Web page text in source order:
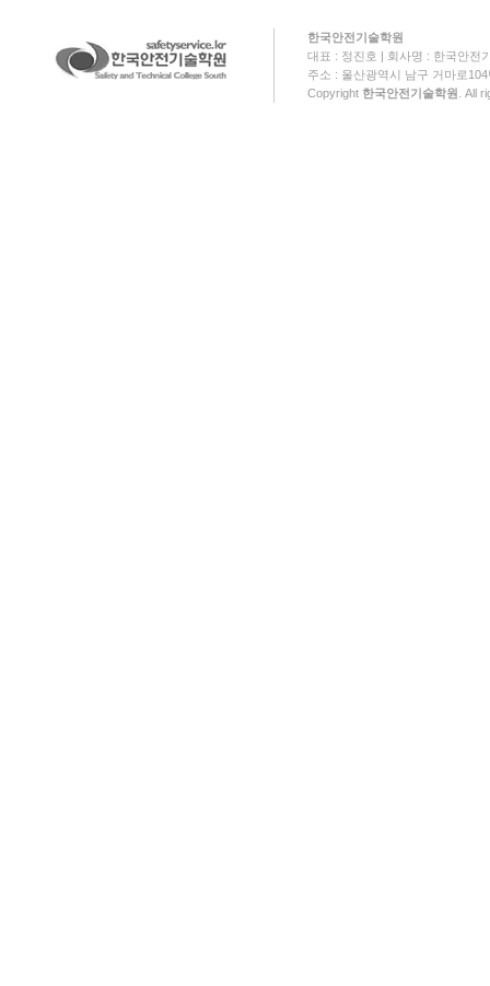
한국안전기술학원
대표 : 정진호 | 회사명 : 한국안전
주소 : 울산광역시 남구 거마로
Copyright 한국안전기술학원 . All